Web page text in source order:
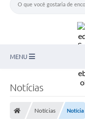
MENU
Notícias
Notícias Notícia